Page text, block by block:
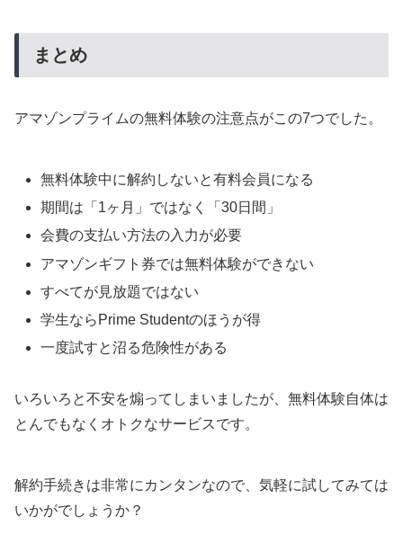
まとめ
アマゾンプライムの無料体験の注意点がこの7つでした。
無料体験中に解約しないと有料会員になる
期間は「1ヶ月」ではなく「30日間」
会費の支払い方法の入力が必要
アマゾンギフト券では無料体験ができない
すべてが見放題ではない
学生ならPrime Studentのほうが得
一度試すと沼る危険性がある
いろいろと不安を煽ってしまいましたが、無料体験自体は
とんでもなくオトクなサービスです。
解約手続きは非常にカンタンなので、気軽に試してみては
いかがでしょうか？